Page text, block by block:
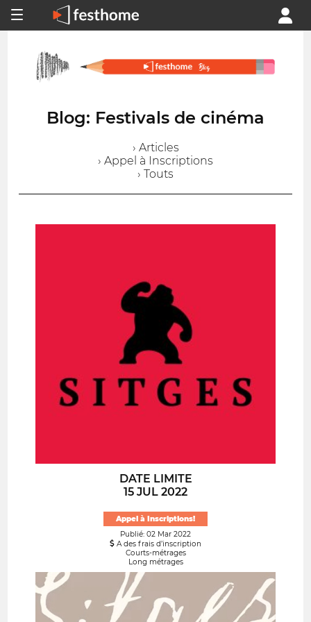
Blog: Festivals de cinéma
› Articles
› Appel à Inscriptions
› Touts
DATE LIMITE
15 JUL 2022
Appel à Inscriptions!
Publié: 02 Mar 2022
A des frais d’inscription
Courts-métrages
Long métrages